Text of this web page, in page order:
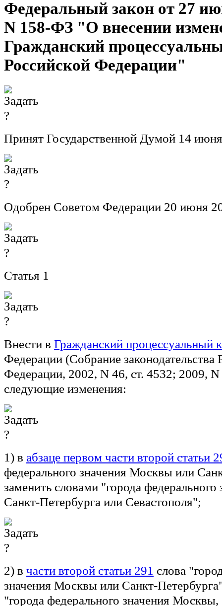
Федеральный закон от 27
N 158-ФЗ "О внесении
Гражданский
Российской Федерации"
Принят Государственной Думой 14
Одобрен Советом Федерации 20 июня
Статья 1
Внести в Гражданский процессуальный
Федерации (Собрание законодательства
Федерации, 2002, N 46, ст. 4532; 2009, N
следующие изменения:
1) в абзаце первом части второй статьи
федерального значения Москвы или
заменить словами "города
Санкт-Петербурга или Севастополя";
2) в части второй статьи 291 слова
значения Москвы или Санкт-
"города федерального значения